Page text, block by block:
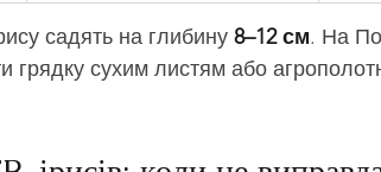
садять на глибину 8–12 см. На
грядку сухим листям або